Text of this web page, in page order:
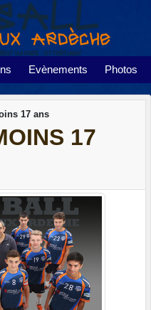
Evènements Photos
17 ans
17